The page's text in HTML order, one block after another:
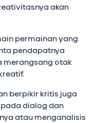
akan
permainan yang
pendapatnya
merangsang otak
berpikir kritis juga
dialog dan
atau menganalisis